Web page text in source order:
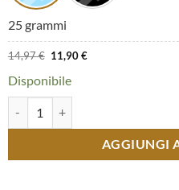
25 grammi
14,97€ Il
prezzo
era:
11,90€Il
prezzo
Disponibile
AGGIUNGI